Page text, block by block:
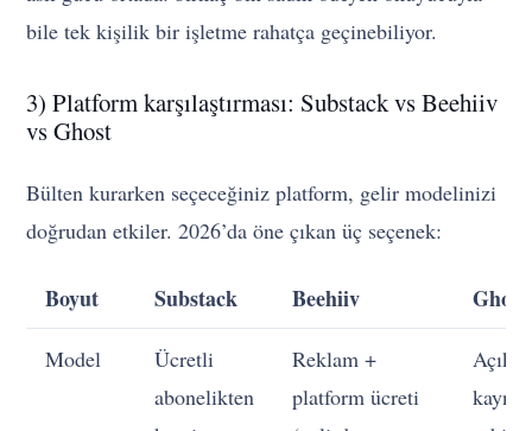
bile tek kişilik bir işletme rahatça geçinebiliyor.
3) Platform karşılaştırması: Substack vs Beehiiv
vs Ghost
Bülten kurarken seçeceğiniz platform, gelir modelinizi
doğrudan etkiler. 2026’da öne çıkan üç seçenek:
Boyut Substack Beehiiv Ghost
Model
Ücretli
abonelikten
Reklam +
platform ücreti
Açık